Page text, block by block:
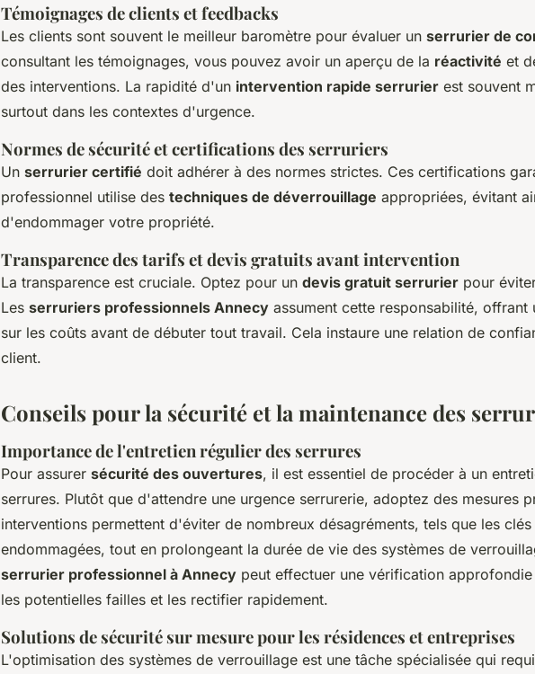
Témoignages de clients et feedbacks
Les clients sont souvent le meilleur baromètre pour évaluer un serrurier de
consultant les témoignages, vous pouvez avoir un aperçu de la réactivité et
des interventions. La rapidité d'un intervention rapide serrurier est souvent
surtout dans les contextes d'urgence.
Normes de sécurité et certifications des serruriers
Un serrurier certifié doit adhérer à des normes strictes. Ces certifications
professionnel utilise des techniques de déverrouillage appropriées, évitant
d'endommager votre propriété.
Transparence des tarifs et devis gratuits avant intervention
La transparence est cruciale. Optez pour un devis gratuit serrurier pour
Les serruriers professionnels Annecy assument cette responsabilité, offrant
sur les coûts avant de débuter tout travail. Cela instaure une relation de
client.
Conseils pour la sécurité et la maintenance des
Importance de l'entretien régulier des serrures
Pour assurer sécurité des ouvertures, il est essentiel de procéder à un
serrures. Plutôt que d'attendre une urgence serrurerie, adoptez des mesures
interventions permettent d'éviter de nombreux désagréments, tels que les
endommagées, tout en prolongeant la durée de vie des systèmes de
serrurier professionnel à Annecy peut effectuer une vérification
les potentielles failles et les rectifier rapidement.
Solutions de sécurité sur mesure pour les résidences et entreprises
L'optimisation des systèmes de verrouillage est une tâche spécialisée qui